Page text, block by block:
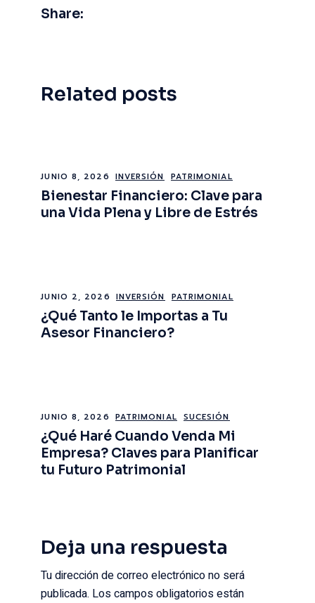
Share:
Related posts
JUNIO 8, 2026 INVERSIÓN PATRIMONIAL
Bienestar Financiero: Clave para
una Vida Plena y Libre de Estrés
JUNIO 2, 2026 INVERSIÓN PATRIMONIAL
¿Qué Tanto le Importas a Tu
Asesor Financiero?
JUNIO 8, 2026 PATRIMONIAL SUCESIÓN
¿Qué Haré Cuando Venda Mi
Empresa? Claves para Planificar
tu Futuro Patrimonial
Deja una respuesta
Tu dirección de correo electrónico no será
publicada. Los campos obligatorios están